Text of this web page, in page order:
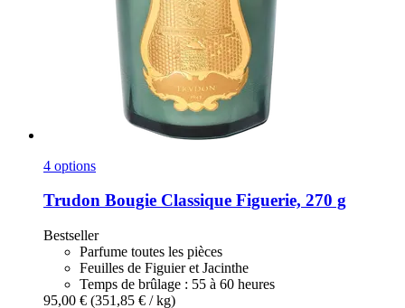
4 options
Trudon Bougie Classique Figuerie, 270 g
Bestseller
Parfume toutes les pièces
Feuilles de Figuier et Jacinthe
Temps de brûlage : 55 à 60 heures
95,00 € (351,85 € / kg)